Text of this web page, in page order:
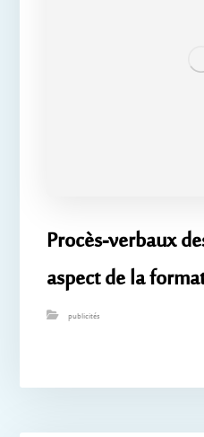
Procès-verbaux
aspect de la
publicités